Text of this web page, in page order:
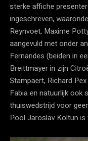
sterke affiche
ingeschreven,
Reynvoet, Maxime
aangevuld met onder
Fernandes (beiden in
Breittmayer in zijn
Stampaert, Richard
Fabia en natuurlijk ook
thuiswedstrijd voor
Pool Jaroslav Koltun is